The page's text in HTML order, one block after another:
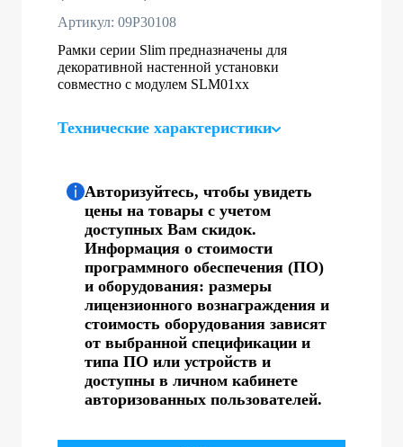
Артикул: 09P30108
Рамки серии Slim предназначены для
декоративной настенной установки
совместно с модулем SLM01хх
Технические характеристики
Авторизуйтесь, чтобы увидеть
цены на товары с учетом
доступных Вам скидок.
Информация о стоимости
программного обеспечения (ПО)
и оборудования: размеры
лицензионного вознаграждения и
стоимость оборудования зависят
от выбранной спецификации и
типа ПО или устройств и
доступны в личном кабинете
авторизованных пользователей.